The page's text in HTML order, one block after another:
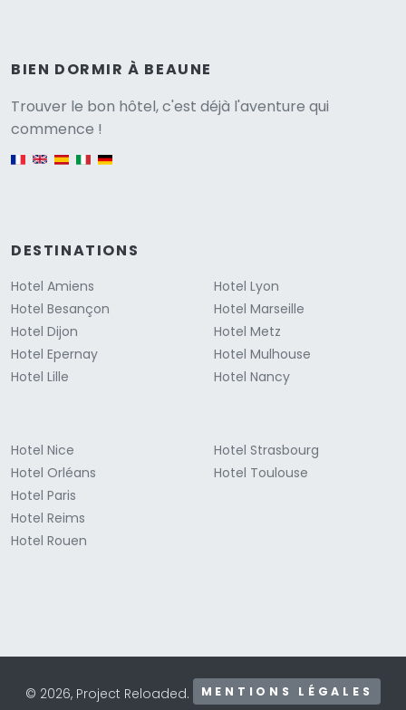
BIEN DORMIR À BEAUNE
Trouver le bon hôtel, c'est déjà l'aventure qui
commence !
English version
DESTINATIONS
Hotel Amiens
Hotel Besançon
Hotel Dijon
Hotel Epernay
Hotel Lille
Hotel Lyon
Hotel Marseille
Hotel Metz
Hotel Mulhouse
Hotel Nancy
Hotel Nice
Hotel Orléans
Hotel Paris
Hotel Reims
Hotel Rouen
Hotel Strasbourg
Hotel Toulouse
© 2026, Project Reloaded. MENTIONS LÉGALES